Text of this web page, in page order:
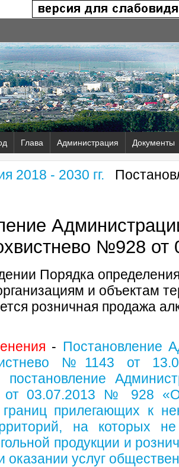
Глава Администрация Документы
2018 - 2030 гг.
№928 от
Порядка
и объектам
розничная продажа
- Постановление
№1143 от
от 03.07.2013 № 928
границ прилегающих к
на которых не
продукции и
оказании услуг